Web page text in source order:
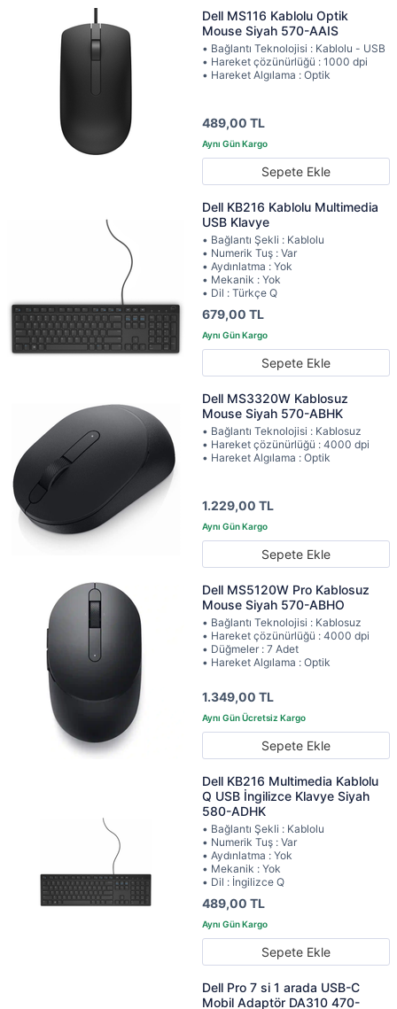
Dell MS116 Kablolu Optik
Mouse Siyah 570-AAIS
• Bağlantı Teknolojisi : Kablolu - USB
• Hareket çözünürlüğü : 1000 dpi
• Hareket Algılama : Optik
489,00 TL
Sepete Ekle
Dell KB216 Kablolu Multimedia
USB Klavye
• Bağlantı Şekli : Kablolu
• Numerik Tuş : Var
• Aydınlatma : Yok
• Mekanik : Yok
• Dil : Türkçe Q
679,00 TL
Sepete Ekle
Dell MS3320W Kablosuz
Mouse Siyah 570-ABHK
• Bağlantı Teknolojisi : Kablosuz
• Hareket çözünürlüğü : 4000 dpi
• Hareket Algılama : Optik
1.229,00 TL
Sepete Ekle
Dell MS5120W Pro Kablosuz
Mouse Siyah 570-ABHO
• Bağlantı Teknolojisi : Kablosuz
• Hareket çözünürlüğü : 4000 dpi
• Düğmeler : 7 Adet
• Hareket Algılama : Optik
1.349,00 TL
Sepete Ekle
Dell KB216 Multimedia Kablolu
Q USB İngilizce Klavye Siyah
580-ADHK
• Bağlantı Şekli : Kablolu
• Numerik Tuş : Var
• Aydınlatma : Yok
• Mekanik : Yok
• Dil : İngilizce Q
489,00 TL
Sepete Ekle
Dell Pro 7 si 1 arada USB-C
Mobil Adaptör DA310 470-